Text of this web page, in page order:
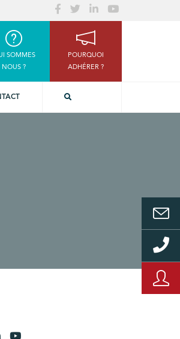
SOMMES
NOUS ?
POURQUOI
ADHÉRER ?